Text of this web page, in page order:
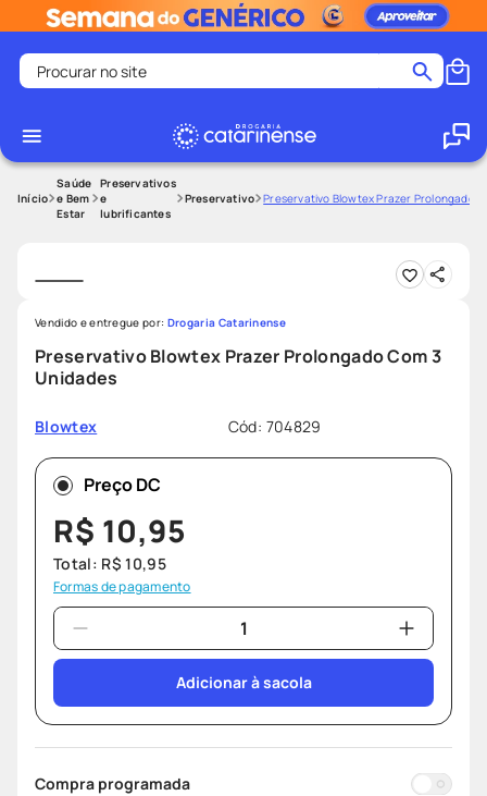
Procurar no site
1
medley
shampoo
5º
ozivy
6º
lenço umedecido
7º
protetor solar
8
desodorante
9º
fralda pampers
10º teste gravidez
Saúde
e Bem
Estar
Preservativos
e
lubrificantes
Preservativo Preservativo Blowtex Prazer Prolongado
Preservativo Blowtex Prazer Prolongado Com 3
Unidades
Blowtex Cód: 704829
Vendido e entregue por: Drogaria Catarinense
Preço DC
R$ 10,95
Total: R$ 10,95
Formas de pagamento
Adicionar à sacola
Compra programada